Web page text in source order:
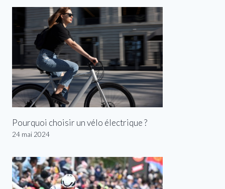
Pourquoi choisir un vélo électrique ?
24 mai 2024